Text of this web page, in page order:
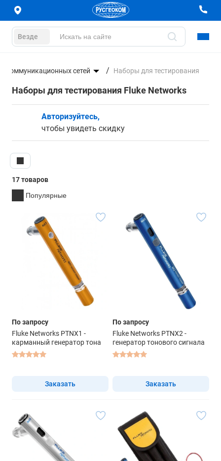
Везде
сетей Наборы для тестирования
Наборы для тестирования Fluke Networks
Авторизуйтесь,
чтобы увидеть скидку
17 товаров
Популярные
По запросу
Fluke Networks PTNX1 -
карманный генератор тона
Заказать
По запросу
Fluke Networks PTNX2 -
генератор тонового сигнала
Заказать